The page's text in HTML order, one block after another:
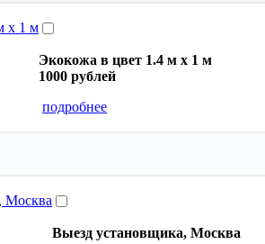
Экокожа в цвет 1.4 м х 1 м
1000 рублей
подробнее
Выезд установщика, Москва